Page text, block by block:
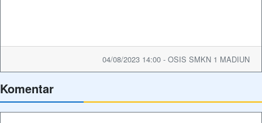
04/08/2023 14:00 - OSIS SMKN 1 MADIUN
Komentar